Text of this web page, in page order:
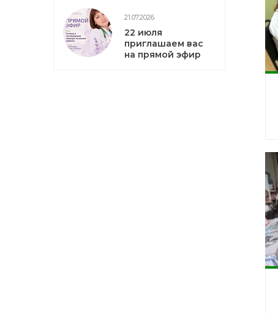
21.07.2026
22 июля
приглашаем вас
на прямой эфир